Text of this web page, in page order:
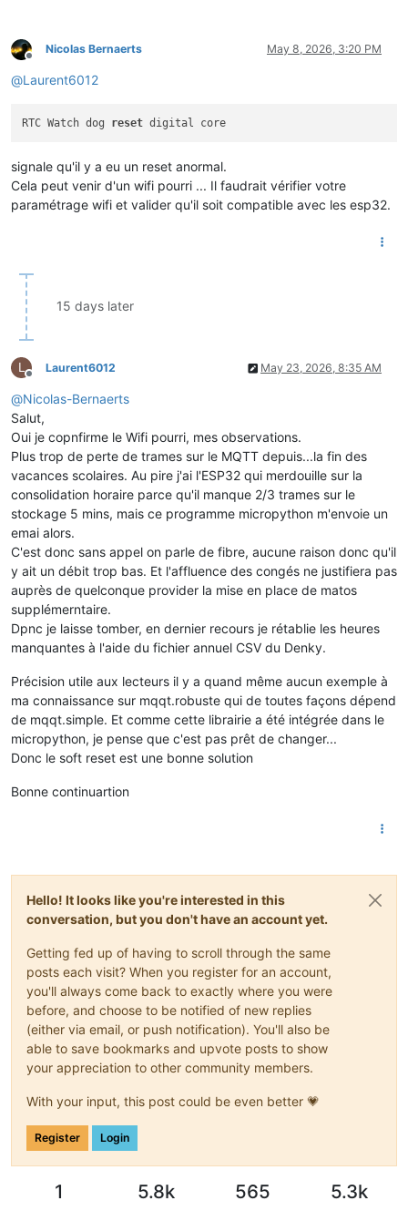
Offline
Nicolas Bernaerts May 8, 2026, 3:20 PM
@Laurent6012
RTC Watch dog reset
signale qu'il y a eu un reset anormal.
Cela peut venir d'un wifi pourri ... Il faudrait vérifier votre
paramétrage wifi et valider qu'il soit compatible avec les esp32.
15 days later
L
Offline
Laurent6012 May 23, 2026, 8:35 AM
@Nicolas-Bernaerts
Salut,
Oui je copnfirme le Wifi pourri, mes observations.
Plus trop de perte de trames sur le MQTT depuis...la fin des
vacances scolaires. Au pire j'ai l'ESP32 qui merdouille sur la
consolidation horaire parce qu'il manque 2/3 trames sur le
stockage 5 mins, mais ce programme micropython m'envoie un
emai alors.
C'est donc sans appel on parle de fibre, aucune raison donc qu'il
y ait un débit trop bas. Et l'affluence des congés ne justifiera pas
auprès de quelconque provider la mise en place de matos
supplémerntaire.
Dpnc je laisse tomber, en dernier recours je rétablie les heures
manquantes à l'aide du fichier annuel CSV du Denky.
Précision utile aux lecteurs il y a quand même aucun exemple à
ma connaissance sur mqqt.robuste qui de toutes façons dépend
de mqqt.simple. Et comme cette librairie a été intégrée dans le
micropython, je pense que c'est pas prêt de changer...
Donc le soft reset est une bonne solution
Bonne continuartion
Hello! It looks like you're interested in this
conversation, but you don't have an account yet.
Getting fed up of having to scroll through the same
posts each visit? When you register for an account,
you'll always come back to exactly where you were
before, and choose to be notified of new replies
(either via email, or push notification). You'll also be
able to save bookmarks and upvote posts to show
your appreciation to other community members.
With your input, this post could be even better 💗
Register Login
1 5.8k 565 5.3k